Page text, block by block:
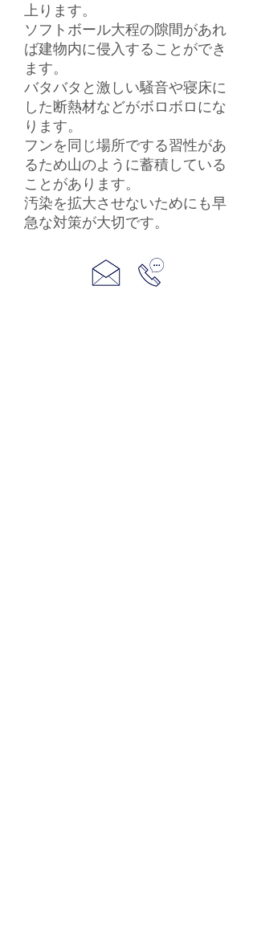
上ります。
ソフトボール大程の隙間があれ
ば建物内に侵入することができ
ます。
バタバタと激しい騒音や寝床に
した断熱材などがボロボロにな
ります。
​フンを同じ場所でする習性があ
るため山のように蓄積している
ことがあります。
汚染を拡大させないためにも早
急な対策が大切です。